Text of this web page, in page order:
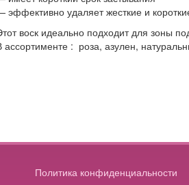
эффективно удаляет жесткие и
воск идеально подходит для зоны
ассортименте : роза, азулен,
Политика конфиденциальности